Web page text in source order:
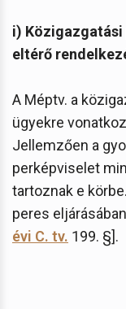
i)
eltérő
A Méptv. a
ügyekre
Jellemzően a
perképviselet
tartoznak e
peres
évi C. tv. 199. §].